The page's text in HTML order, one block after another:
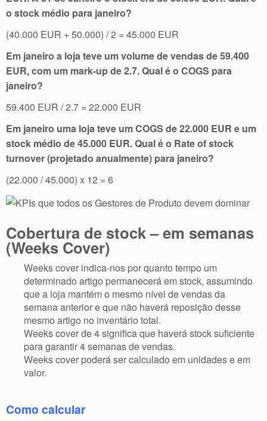
o stock médio para janeiro?
(40.000 EUR + 50.000) / 2 = 45.000 EUR
Em janeiro a loja teve um volume de vendas de 59.400
EUR, com um mark-up de 2.7. Qual é o COGS para
janeiro?
59.400 EUR / 2.7 = 22.000 EUR
Em janeiro uma loja teve um COGS de 22.000 EUR e um
stock médio de 45.000 EUR. Qual é o Rate of stock
turnover (projetado anualmente) para janeiro?
(22.000 / 45.000) x 12 = 6
Cobertura de stock – em semanas
(Weeks Cover)
Weeks cover indica-nos por quanto tempo um
determinado artigo permanecerá em stock, assumindo
que a loja mantém o mesmo nível de vendas da
semana anterior e que não haverá reposição desse
mesmo artigo no inventário total.
Weeks cover de 4 significa que haverá stock suficiente
para garantir 4 semanas de vendas.
Weeks cover poderá ser calculado em unidades e em
valor.
Como calcular